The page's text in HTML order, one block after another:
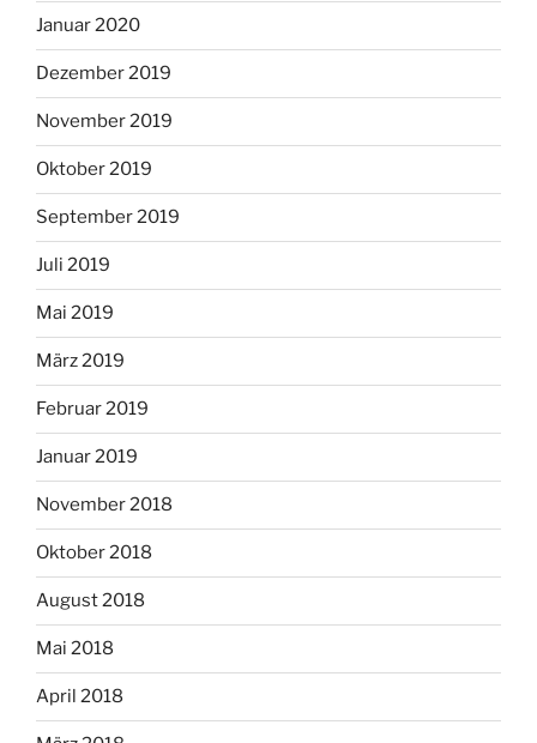
Januar 2020
Dezember 2019
November 2019
Oktober 2019
September 2019
Juli 2019
Mai 2019
März 2019
Februar 2019
Januar 2019
November 2018
Oktober 2018
August 2018
Mai 2018
April 2018